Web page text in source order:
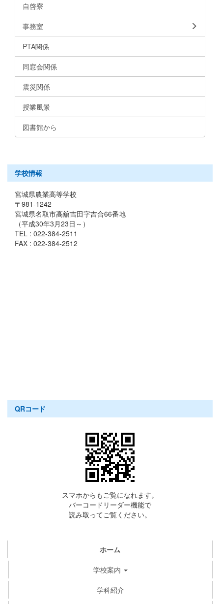
自啓寮
事務室
PTA関係
同窓会関係
震災関係
授業風景
図書館から
学校情報
宮城県農業高等学校
〒981-1242
宮城県名取市高舘吉田字吉合66番地
（平成30年3月23日～）
TEL : 022-384-2511
FAX : 022-384-2512
QRコード
スマホからもご覧になれます。
バーコードリーダー機能で
読み取ってご覧ください。
ホーム
学校案内
学科紹介